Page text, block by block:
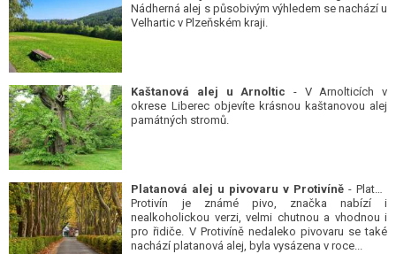
Nádherná alej s působivým výhledem se nachází u
Velhartic v Plzeňském kraji.
Kaštanová alej u Arnoltic - V Arnolticích v
okrese Liberec objevíte krásnou kaštanovou alej
památných stromů.
Platanová alej u pivovaru v Protivíně - Platan
Protivín je známé pivo, značka nabízí i
nealkoholickou verzi, velmi chutnou a vhodnou i
pro řidiče. V Protivíně nedaleko pivovaru se také
nachází platanová alej, byla vysázena v roce...